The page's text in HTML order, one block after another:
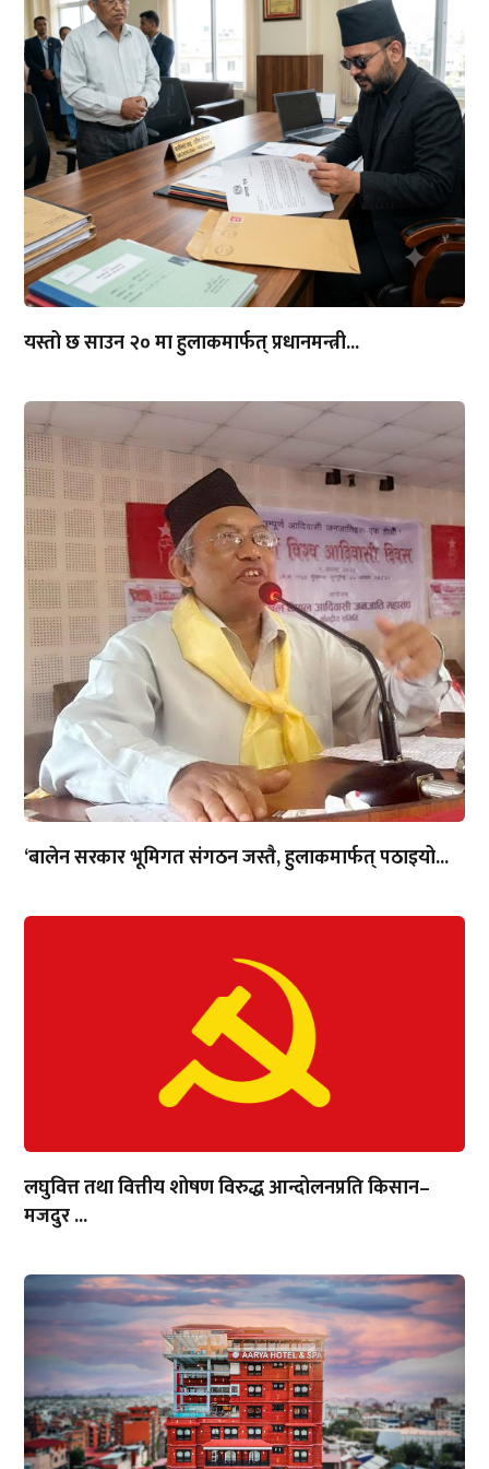
यस्तो छ साउन २० मा हुलाकमार्फत् प्रधानमन्त्री...
‘बालेन सरकार भूमिगत संगठन जस्तै, हुलाकमार्फत् पठाइयो...
लघुवित्त तथा वित्तीय शोषण विरुद्ध आन्दोलनप्रति किसान–
मजदुर ...